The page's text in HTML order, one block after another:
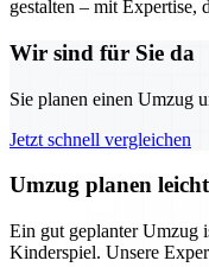
gestalten – mit Expertise,
Wir sind für Sie da
Sie planen einen Umzug
Jetzt schnell vergleichen
Umzug planen
Ein gut geplanter Umzug
Kinderspiel. Unsere